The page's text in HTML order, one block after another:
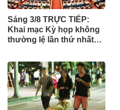
Sáng 3/8 TRỰC TIẾP:
Khai mạc Kỳ họp không
thường lệ lần thứ nhất